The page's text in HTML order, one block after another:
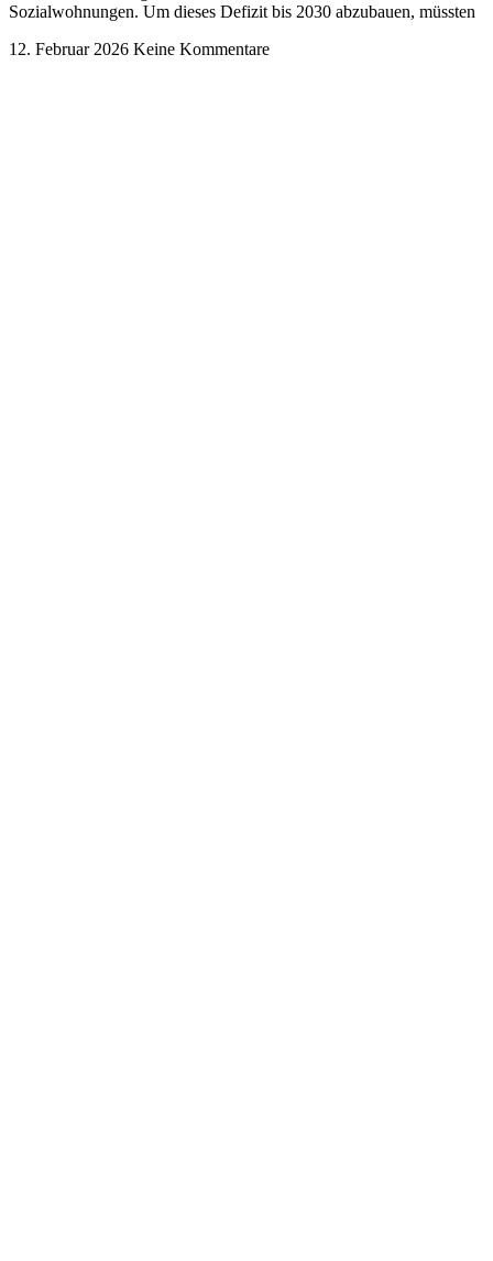
Sozialwohnungen. Um dieses Defizit bis 2030 abzubauen, müssten
12. Februar 2026 Keine Kommentare